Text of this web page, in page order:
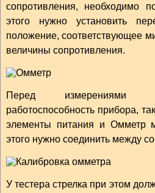
сопротивления, необходимо
этого нужно установить
положение, соответствующее
величины сопротивления.
Перед измерениями
работоспособность прибора,
элементы питания и Омметр
этого нужно соединить между
У тестера стрелка при этом